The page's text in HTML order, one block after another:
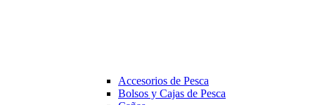
Accesorios de Pesca
Bolsos y Cajas de Pesca